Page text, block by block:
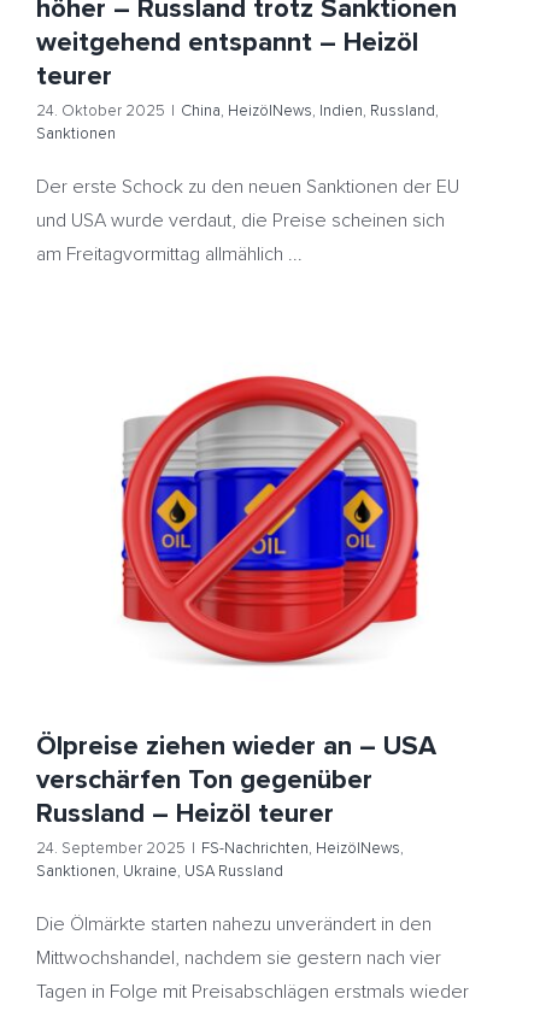
höher – Russland trotz Sanktionen
weitgehend entspannt – Heizöl
teurer
24. Oktober 2025 | China, HeizölNews, Indien, Russland,
Sanktionen
Der erste Schock zu den neuen Sanktionen der EU
und USA wurde verdaut, die Preise scheinen sich
am Freitagvormittag allmählich ...
Ölpreise ziehen wieder an – USA verschärfen Ton
gegenüber Russland – Heizöl teurer
FS-Nachrichten HeizölNews Sanktionen Ukraine
Russland
Ölpreise ziehen wieder an – USA
verschärfen Ton gegenüber
Russland – Heizöl teurer
24. September 2025 | FS-Nachrichten, HeizölNews,
Sanktionen, Ukraine, USA Russland
Die Ölmärkte starten nahezu unverändert in den
Mittwochshandel, nachdem sie gestern nach vier
Tagen in Folge mit Preisabschlägen erstmals wieder